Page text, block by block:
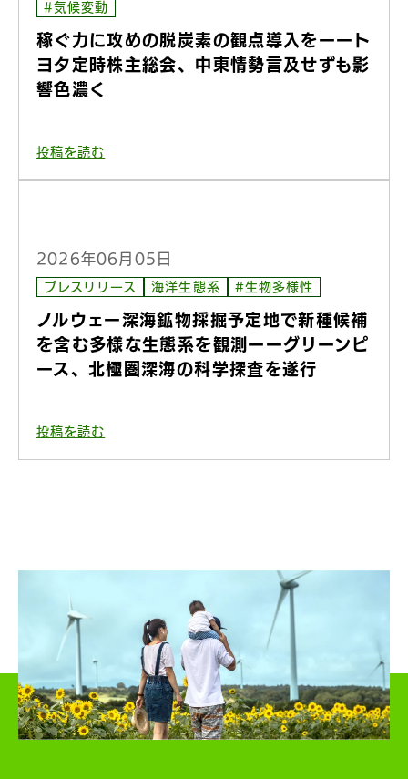
#気候変動
稼ぐ力に攻めの脱炭素の観点導入をーート
ヨタ定時株主総会、中東情勢言及せずも影
響色濃く
投稿を読む
2026年06月05日
プレスリリース 海洋生態系 #生物多様性
ノルウェー深海鉱物採掘予定地で新種候補
を含む多様な生態系を観測ーーグリーンピ
ース、北極圏深海の科学探査を遂行
投稿を読む